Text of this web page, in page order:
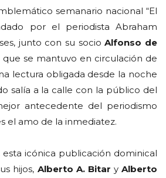
semanario nacional “El
por el periodista Abraham
junto con su socioAlfonso de
que se mantuvo en circulación de
lectura obligada desde la noche
salía a la calle con la público del
antecedente del periodismo
el amo de la inmediatez.
icónica publicación dominical
hijos, Alberto A. Bitar yAlberto